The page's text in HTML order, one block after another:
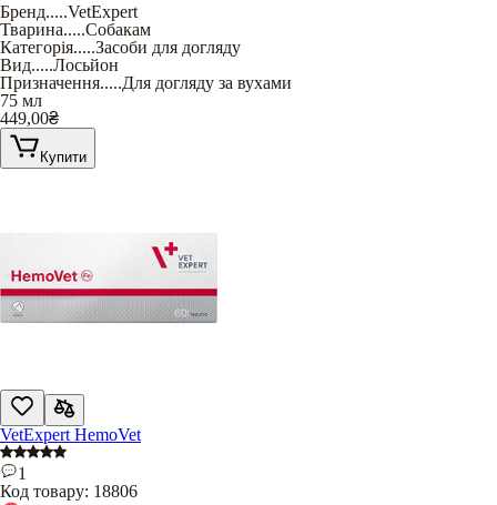
Бренд.....VetExpert
Тварина.....Собакам
Категорія.....Засоби для догляду
Вид.....Лосьйон
Призначення.....Для догляду за вухами
75 мл
449,00₴
Купити
VetExpert HemoVet
1
Код товару: 18806